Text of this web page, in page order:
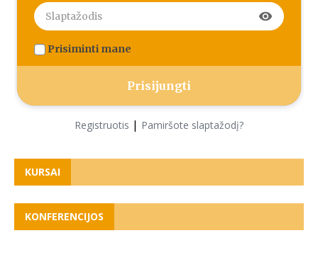
visibility
Prisiminti mane
Registruotis | Pamiršote slaptažodį?
KURSAI
KONFERENCIJOS